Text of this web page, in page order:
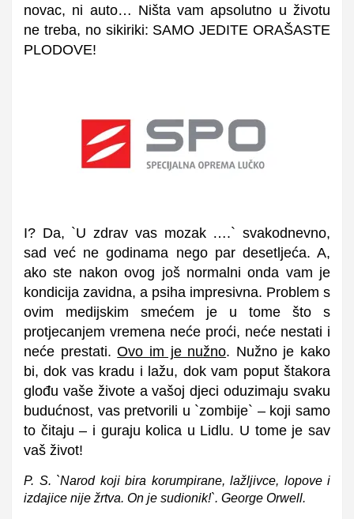
novac, ni auto… Ništa vam apsolutno u životu
ne treba, no sikiriki: SAMO JEDITE ORAŠASTE
PLODOVE!
I? Da, `U zdrav vas mozak ….` svakodnevno,
sad već ne godinama nego par desetljeća. A,
ako ste nakon ovog još normalni onda vam je
kondicija zavidna, a psiha impresivna. Problem s
ovim medijskim smećem je u tome što s
protjecanjem vremena neće proći, neće nestati i
neće prestati.Ovo im je nužno. Nužno je kako
bi, dok vas kradu i lažu, dok vam poput štakora
glođu vaše živote a vašoj djeci oduzimaju svaku
budućnost, vas pretvorili u `zombije` – koji samo
to čitaju – i guraju kolica u Lidlu. U tome je sav
vaš život!
P. S. `Narod koji bira korumpirane, lažljivce, lopove i
izdajice nije žrtva. On je sudionik!`. George Orwell.